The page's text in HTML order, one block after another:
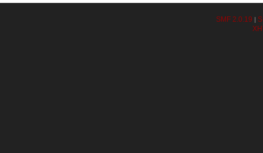
SMF 2.0.19 |